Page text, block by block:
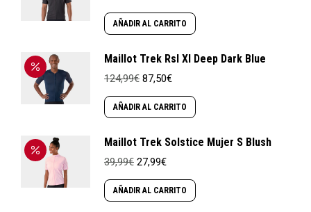
AÑADIR AL CARRITO
Maillot Trek Rsl Xl Deep Dark Blue
124,99€ El
original
era:
87,50€El
actual
es:
AÑADIR AL CARRITO
Maillot Trek Solstice Mujer S Blush
39,99€ El
original
era:
27,99€El
actual
es:
AÑADIR AL CARRITO